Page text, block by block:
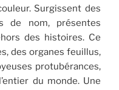
Surgissent des
de nom, présentes
des histoires. Ce
des organes feuillus,
protubérances,
du monde. Une